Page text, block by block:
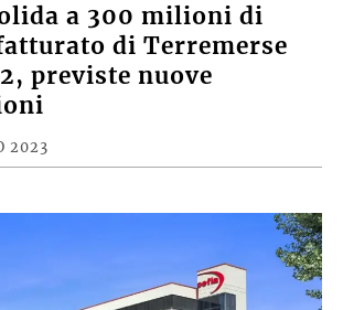
a 300 milioni di
di Terremerse
previste nuove
2023